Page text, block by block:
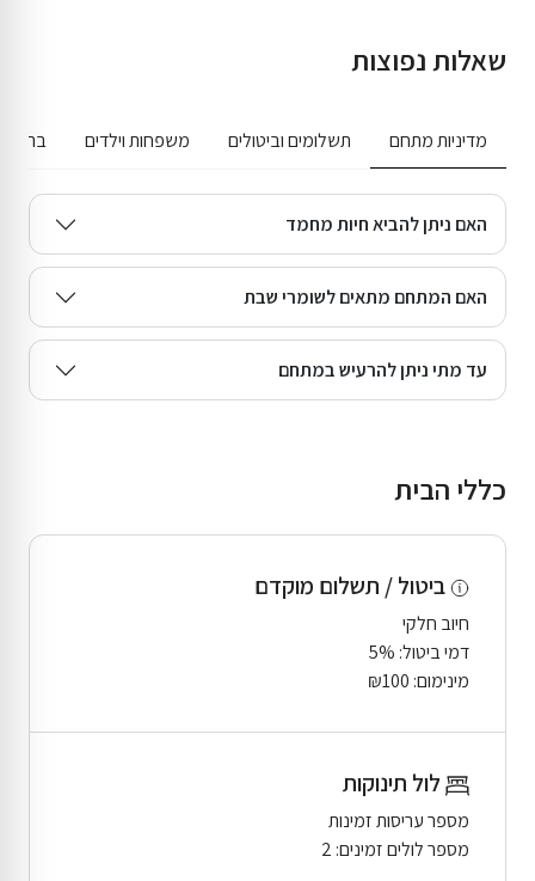
שאלות נפוצות
מדיניות מתחם תשלומים וביטולים משפחות וילדים בריכה
האם ניתן להביא חיות מחמד
האם המתחם מתאים לשומרי שבת
עד מתי ניתן להרעיש במתחם
כללי הבית
ביטול / תשלום מוקדם
חיוב חלקי
דמי ביטול: 5%
מינימום: ₪100
לול תינוקות
מספר עריסות זמינות
מספר לולים זמינים: 2